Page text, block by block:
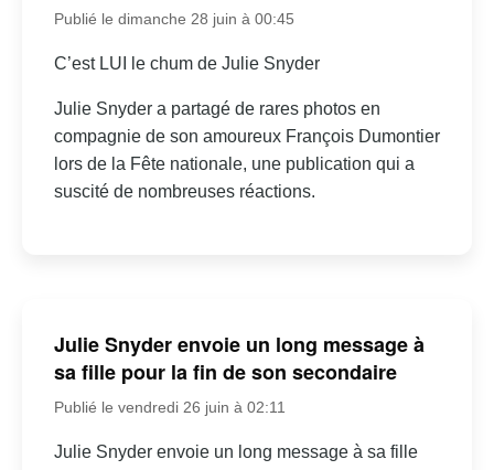
Publié le dimanche 28 juin à 00:45
C’est LUI le chum de Julie Snyder
Julie Snyder a partagé de rares photos en
compagnie de son amoureux François Dumontier
lors de la Fête nationale, une publication qui a
suscité de nombreuses réactions.
Julie Snyder envoie un long message à
sa fille pour la fin de son secondaire
Publié le vendredi 26 juin à 02:11
Julie Snyder envoie un long message à sa fille